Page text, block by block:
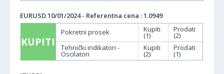
EURUSD 10/01/2024 - Referentna cena : 1.0949
KUPITI
Pokretni prosek Kupiti
(1)
Prodati
(2)
Tehnički indikatori -
Oscilatori
Kupiti
(2)
Prodati
(1)